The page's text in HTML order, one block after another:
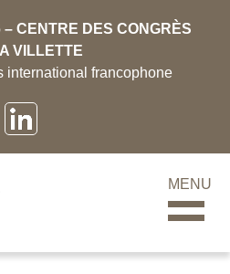
CENTRE DES CONGRÈS
VILLETTE
international francophone
MENU